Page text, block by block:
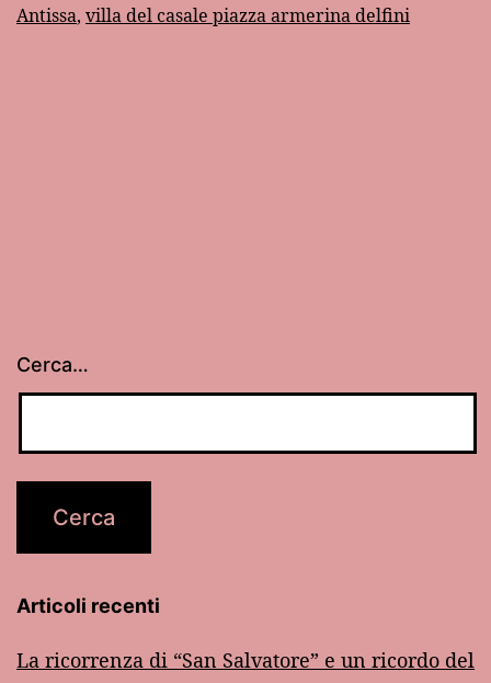
Antissa, villa del casale piazza armerina delfini
Cerca…
Articoli recenti
La ricorrenza di “San Salvatore” e un ricordo del